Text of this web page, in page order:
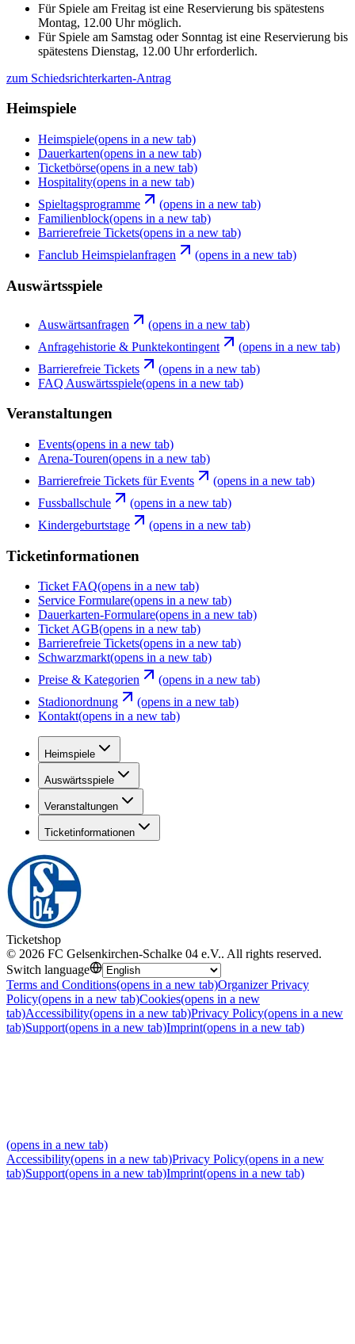
Für Spiele am Freitag ist eine Reservierung bis spätestens
Montag, 12.00 Uhr möglich.
Für Spiele am Samstag oder Sonntag ist eine Reservierung bis
spätestens Dienstag, 12.00 Uhr erforderlich.
zum Schiedsrichterkarten-Antrag
Heimspiele
Heimspiele(opens in a new tab)
Dauerkarten(opens in a new tab)
Ticketbörse(opens in a new tab)
Hospitality(opens in a new tab)
Spieltagsprogramme
(opens in a new tab)
Familienblock(opens in a new tab)
Barrierefreie Tickets(opens in a new tab)
Fanclub Heimspielanfragen
(opens in a new tab)
Auswärtsspiele
Auswärtsanfragen
(opens in a new tab)
Anfragehistorie & Punktekontingent
(opens in a new tab)
Barrierefreie Tickets
(opens in a new tab)
FAQ Auswärtsspiele(opens in a new tab)
Veranstaltungen
Events(opens in a new tab)
Arena-Touren(opens in a new tab)
Barrierefreie Tickets für Events
(opens in a new tab)
Fussballschule
(opens in a new tab)
Kindergeburtstage
(opens in a new tab)
Ticketinformationen
Ticket FAQ(opens in a new tab)
Service Formulare(opens in a new tab)
Dauerkarten-Formulare(opens in a new tab)
Ticket AGB(opens in a new tab)
Barrierefreie Tickets(opens in a new tab)
Schwarzmarkt(opens in a new tab)
Preise & Kategorien
(opens in a new tab)
Stadionordnung
(opens in a new tab)
Kontakt(opens in a new tab)
Heimspiele
Auswärtsspiele
Veranstaltungen
Ticketinformationen
Ticketshop
© 2026 FC Gelsenkirchen-Schalke 04 e.V.. All rights reserved.
Switch language
Terms and Conditions(opens in a new tab)Organizer Privacy
Policy(opens in a new tab)Cookies(opens in a new
tab)Accessibility(opens in a new tab)Privacy Policy(opens in a new
tab)Support(opens in a new tab)Imprint(opens in a new tab)
(opens in a new tab)
Accessibility(opens in a new tab)Privacy Policy(opens in a new
tab)Support(opens in a new tab)Imprint(opens in a new tab)